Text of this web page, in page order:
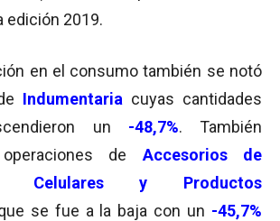
edición 2019.
en el consumo también se notó
Indumentaria cuyas cantidades
un -48,7%. También
de Accesorios de
Celulares y Productos
se fue a la baja con un -45,7%